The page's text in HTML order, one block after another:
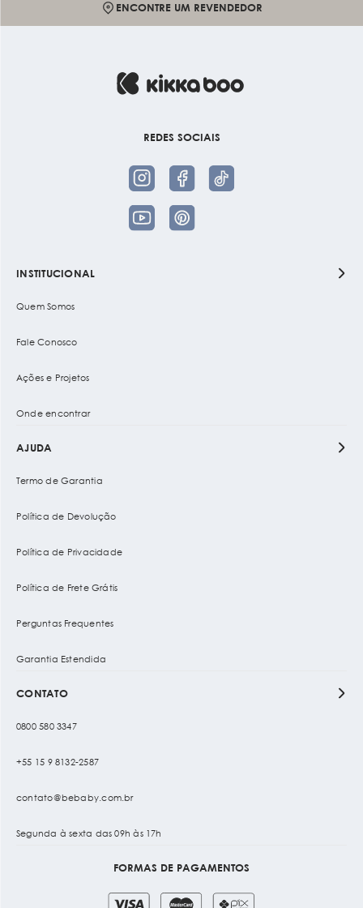
ENCONTRE UM REVENDEDOR
REDES SOCIAIS
INSTITUCIONAL
Quem Somos
Fale Conosco
Ações e Projetos
Onde encontrar
AJUDA
Termo de Garantia
Política de Devolução
Política de Privacidade
Política de Frete Grátis
Perguntas Frequentes
Garantia Estendida
CONTATO
0800 580 3347
+55 15 9 8132-2587
contato@bebaby.com.br
Segunda à sexta das 09h às 17h
FORMAS DE PAGAMENTOS